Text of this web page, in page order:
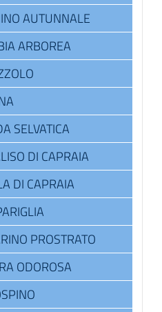
AUTUNNALE
ARBOREA
SELVATICA
DI CAPRAIA
DI CAPRAIA
PROSTRATO
ODOROSA